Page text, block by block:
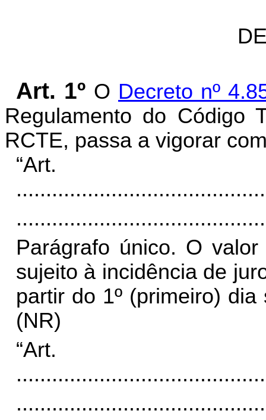
Art. 1º O Decreto nº
Regulamento do Código
RCTE, passa a vigorar
Parágrafo único. O
sujeito à incidência de
partir do 1º (primeiro)
(NR)